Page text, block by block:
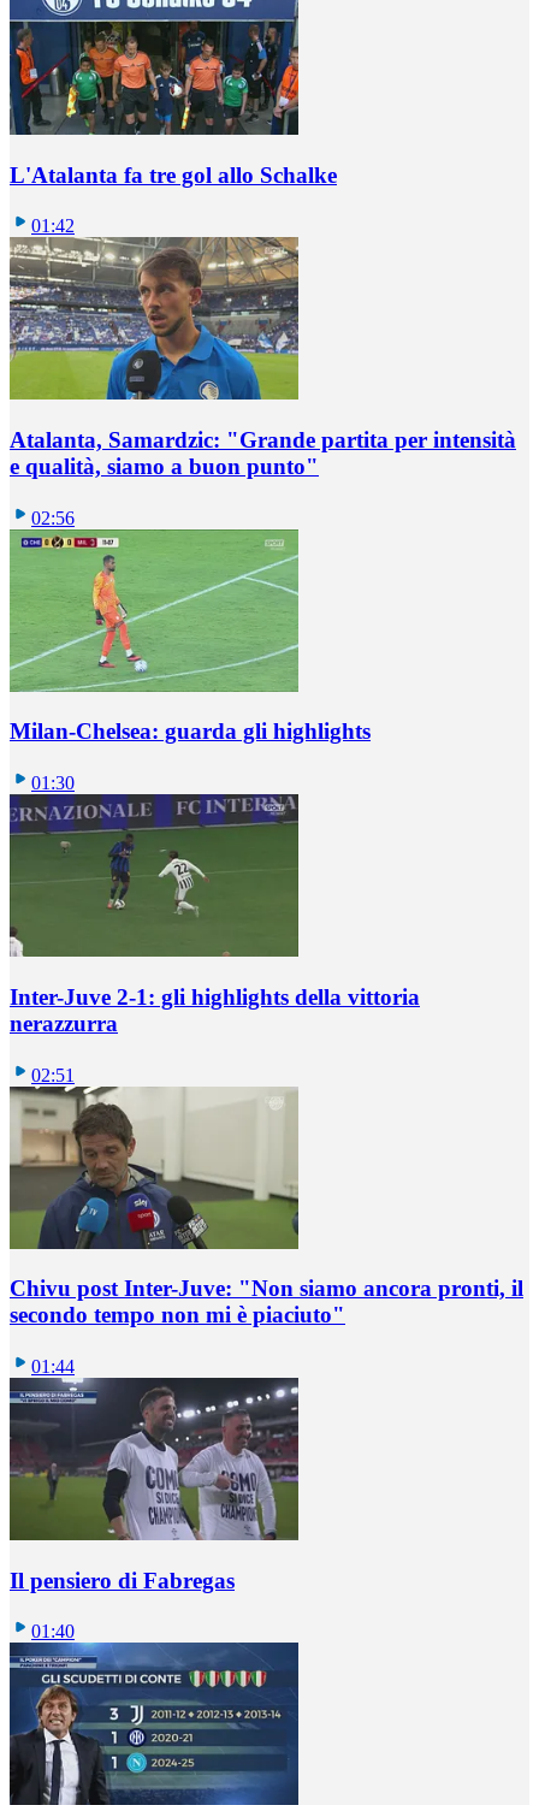
L'Atalanta fa tre gol allo Schalke
01:42
Atalanta, Samardzic: "Grande partita per intensità
e qualità, siamo a buon punto"
02:56
Milan-Chelsea: guarda gli highlights
01:30
Inter-Juve 2-1: gli highlights della vittoria
nerazzurra
02:51
Chivu post Inter-Juve: "Non siamo ancora pronti, il
secondo tempo non mi è piaciuto"
01:44
Il pensiero di Fabregas
01:40